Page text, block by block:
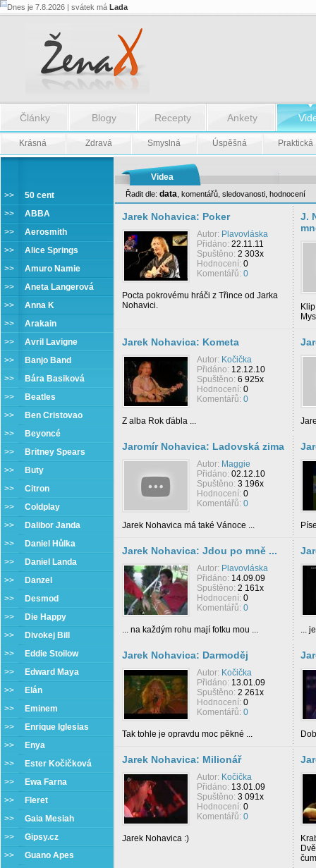
Dnes je 7.8.2026 | svátek má Lada
Články Blogy Recepty Ankety
Krásná Zdravá Smyslná Úspěšná Praktická
>> 50 cent
>> ABBA
>> Aerosmith
>> Alice Springs
>> Amuro Namie
>> Aneta Langerová
>> Anna K
>> Arakain
>> Avril Lavigne
>>
Banjo Band
>>
Bára Basiková
>>
Beatles
>>
Ben Cristovao
>>
Beyoncé
>>
Britney Spears
>>
Buty
>> Citron
>> Coldplay
>>
Dalibor Janda
>>
Daniel Hůlka
>>
Daniel Landa
>>
Danzel
>>
Desmod
>>
Die Happy
>>
Divokej Bill
>>
Eddie Stoilow
>>
Edward Maya
>>
Elán
>>
Eminem
>>
Enrique Iglesias
>>
Enya
>>
Ester Kočičková
>>
Ewa Farna
>>
Fleret
>> Gaia Mesiah
>> Gipsy.cz
>> Guano Apes
Videa
Jarek Nohavica
Řadit dle: data komentářů sledovanosti hodnocení
Jarek Nohavica: Poker
Autor: Plavovláska
Přidáno: 22.11.11
Spuštěno: 2 303x
Hodnocení: 0
Komentářů: 0
Pocta pokrovému hráči z Třince od Jarka
Nohavici.
J.
Jarek Nohavica: Kometa
Autor: Kočička
Přidáno: 12.12.10
Spuštěno: 6 925x
Hodnocení: 0
Komentářů: 0
Z alba Rok ďábla ...
Jaromír Nohavica: Ladovská zima
Autor: Maggie
Přidáno: 02.12.10
Spuštěno: 3 196x
Hodnocení: 0
Komentářů: 0
Jarek Nohavica má také Vánoce ...
Jarek Nohavica: Jdou po mně ...
Autor: Plavovláska
Přidáno: 14.09.09
Spuštěno: 2 161x
Hodnocení: 0
Komentářů: 0
... na každým rohu mají fotku mou ... ...
Jarek Nohavica: Darmoděj
Autor: Kočička
Přidáno: 13.01.09
Spuštěno: 2 261x
Hodnocení: 0
Komentářů: 0
Tak tohle je opravdu moc pěkné ...
Jarek Nohavica: Milionář
Autor: Kočička
Přidáno: 13.01.09
Spuštěno: 3 091x
Hodnocení: 0
Komentářů: 0
Jarek Nohavica :)